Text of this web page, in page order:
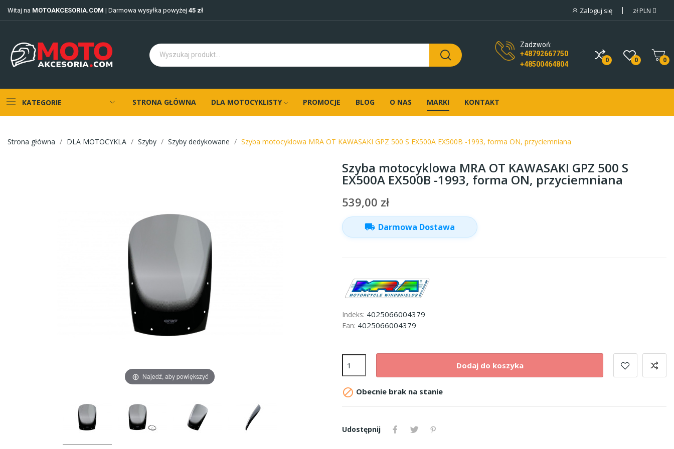
Witaj na MOTOAKCESORIA.COM | Darmowa wysyłka powyżej 45 zł Zaloguj się złPLN
Zadzwoń:
+48792667750
+48500464804
0 0 0
KATEGORIE STRONA GŁÓWNA DLA MOTOCYKLISTY PROMOCJE BLOG O NAS MARKI KONTAKT
Strona główna DLA MOTOCYKLA Szyby Szyby dedykowane Szyba motocyklowa MRA OT KAWASAKI GPZ 500 S EX500A EX500B -1993, forma ON, przyciemniana
Najedź, aby powiększyć
Szyba motocyklowa MRA OT KAWASAKI GPZ 500 S
EX500A EX500B -1993, forma ON, przyciemniana
539,00 zł
local_shipping Darmowa Dostawa
Indeks: 4025066004379
Ean: 4025066004379
Dodaj do koszyka
 Obecnie brak na stanie
Udostępnij